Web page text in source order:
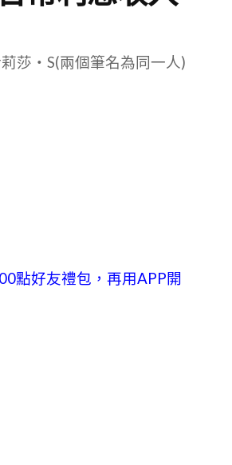
莎・S(兩個筆名為同一人)
點好友禮包，再用APP開